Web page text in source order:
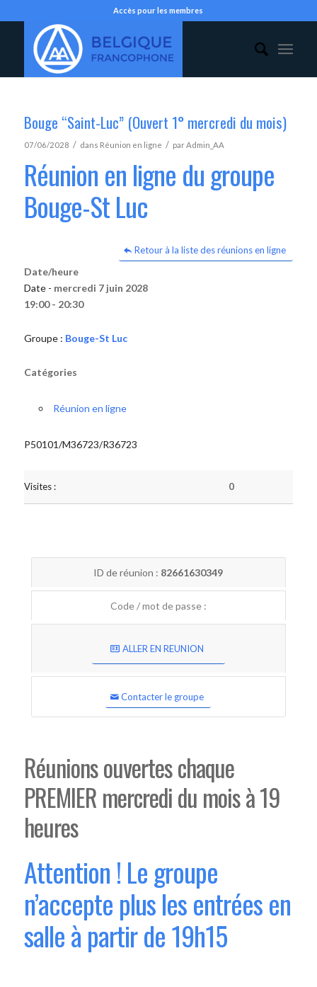
Accès pour les membres
Bouge “Saint-Luc” (Ouvert 1° mercredi du mois)
07/06/2028 / dans Réunion en ligne / parAdmin_AA
Réunion en ligne du groupe
Bouge-St Luc
Retour à la liste des réunions en ligne
Date/heure
Date - mercredi 7 juin 2028
19:00 - 20:30
Groupe : Bouge-St Luc
Catégories
Réunion en ligne
P50101/M36723/R36723
Visites : 0
ID de réunion : 82661630349
Code / mot de passe :
ALLER EN REUNION
Contacter le groupe
Réunions ouvertes chaque
PREMIER mercredi du mois à 19
heures
Attention ! Le groupe
n’accepte plus les entrées en
salle à partir de 19h15